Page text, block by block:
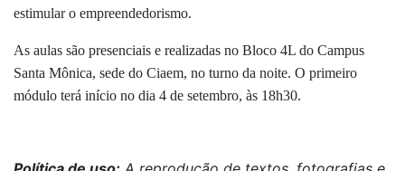
estimular o empreendedorismo.
As aulas são presenciais e realizadas no Bloco 4L do Campus
Santa Mônica, sede do Ciaem, no turno da noite. O primeiro
módulo terá início no dia 4 de setembro, às 18h30.